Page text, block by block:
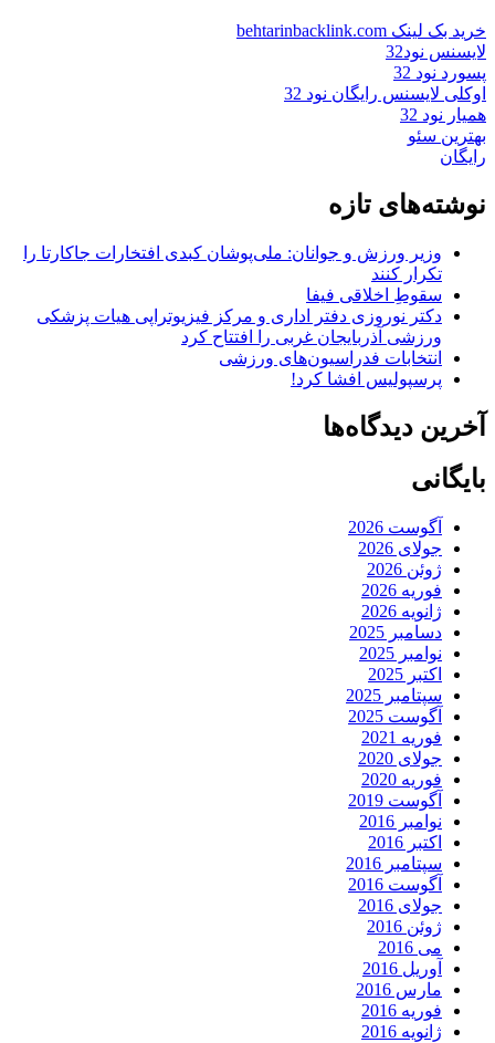
خرید بک لینک behtarinbacklink.com
لایسنس نود32
پسورد نود 32
اوکلی لایسنس رایگان نود 32
همیار نود 32
بهترین سئو
رایگان
نوشته‌های تازه
وزیر ورزش و جوانان: ملی‌پوشان کبدی افتخارات جاکارتا را
تکرار کنند
سقوطِ اخلاقی فیفا
دکتر نوروزی دفتر اداری و مرکز فیزیوتراپی هیات پزشکی
ورزشی آذربایجان غربی را افتتاح کرد
انتخابات فدراسیون‌های ورزشی
پرسپولیس افشا کرد!
آخرین دیدگاه‌ها
بایگانی
آگوست 2026
جولای 2026
ژوئن 2026
فوریه 2026
ژانویه 2026
دسامبر 2025
نوامبر 2025
اکتبر 2025
سپتامبر 2025
آگوست 2025
فوریه 2021
جولای 2020
فوریه 2020
آگوست 2019
نوامبر 2016
اکتبر 2016
سپتامبر 2016
آگوست 2016
جولای 2016
ژوئن 2016
می 2016
آوریل 2016
مارس 2016
فوریه 2016
ژانویه 2016